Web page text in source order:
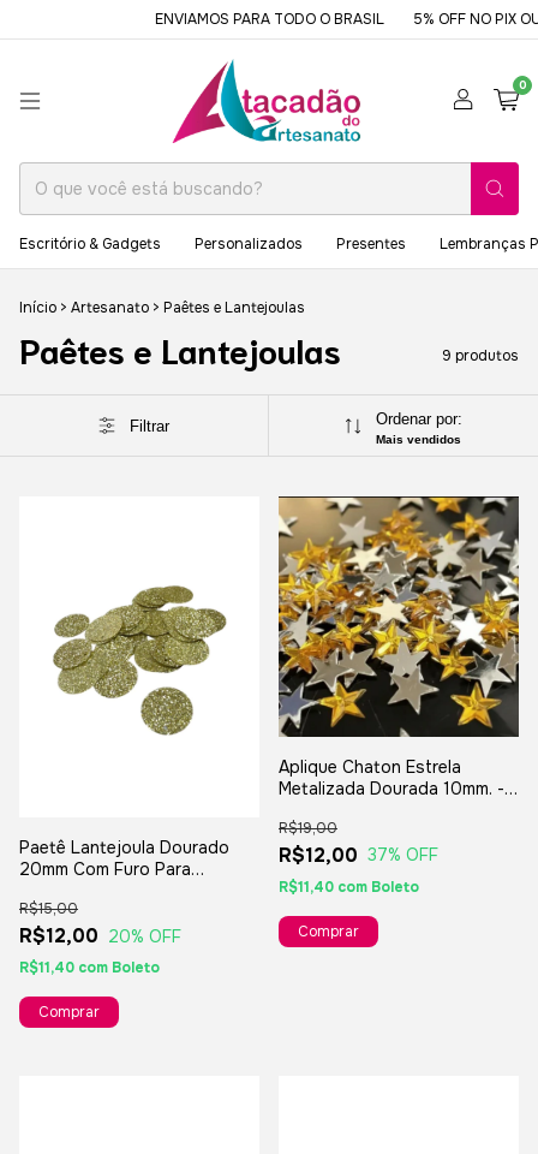
ENVIAMOS PARA TODO O BRASIL 5% OFF NO PIX OU
0
Escritório & Gadgets Personalizados Presentes Lembranças
Início > Artesanato > Paêtes e Lantejoulas
Paêtes e Lantejoulas 9 produtos
Filtrar Ordenar por:
Mais vendidos
Paetê Lantejoula Dourado
20mm Com Furo Para
R$12,00
R$15,00
20% OFF
R$11,40 com Boleto
Aplique Chaton Estrela
Metalizada Dourada 10mm. -
R$12,00
R$19,00
37% OFF
R$11,40 com Boleto